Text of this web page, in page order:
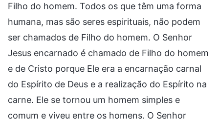
Filho do homem. Todos os que têm uma forma
humana, mas são seres espirituais, não podem
ser chamados de Filho do homem. O Senhor
Jesus encarnado é chamado de Filho do homem
e de Cristo porque Ele era a encarnação carnal
do Espírito de Deus e a realização do Espírito na
carne. Ele se tornou um homem simples e
comum e viveu entre os homens. O Senhor